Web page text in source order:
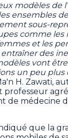
modèles de
ensembles
sous-
comme les
et les
entraîner des
vont
un peu plus
H. Zawati,
professeur
de médecine
que la